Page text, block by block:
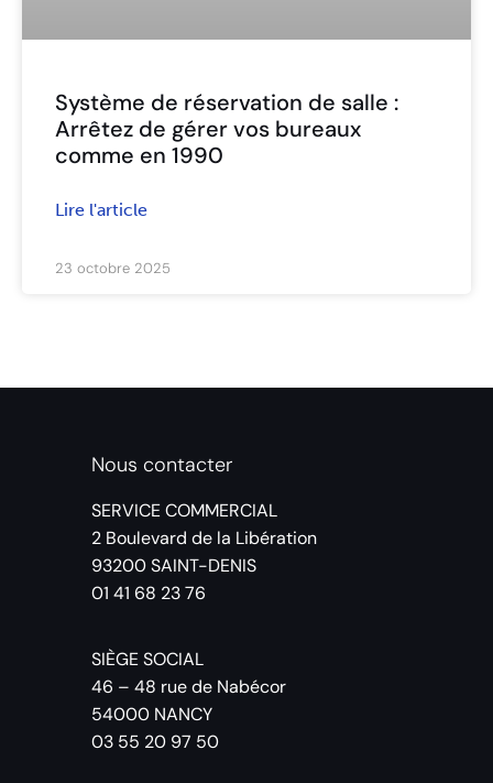
Système de réservation de salle :
Arrêtez de gérer vos bureaux
comme en 1990
Lire l'article
23 octobre 2025
Nous contacter
SERVICE COMMERCIAL
2 Boulevard de la Libération
93200 SAINT-DENIS
01 41 68 23 76
SIÈGE SOCIAL
46 – 48 rue de Nabécor
54000 NANCY
03 55 20 97 50